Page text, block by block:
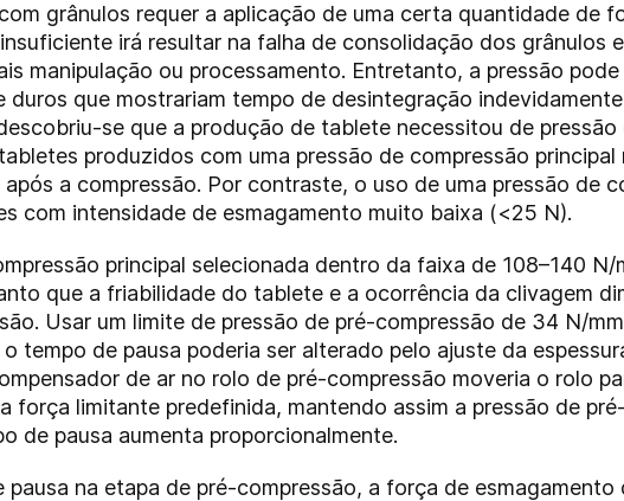
grânulos requer a aplicação de uma certa quantidade de
irá resultar na falha de consolidação dos grânulos
manipulação ou processamento. Entretanto, a pressão
duros que mostrariam tempo de desintegração
se que a produção de tablete necessitou de
produzidos com uma pressão de compressão
a compressão. Por contraste, o uso de uma pressão de
com intensidade de esmagamento muito baixa (<25 N).
principal selecionada dentro da faixa de 108–140
que a friabilidade do tablete e a ocorrência da clivagem
Usar um limite de pressão de pré-compressão de 34 N/
tempo de pausa poderia ser alterado pelo ajuste da
de ar no rolo de pré-compressão moveria o rolo
força limitante predefinida, mantendo assim a pressão de
de pausa aumenta proporcionalmente.
pausa na etapa de pré-compressão, a força de